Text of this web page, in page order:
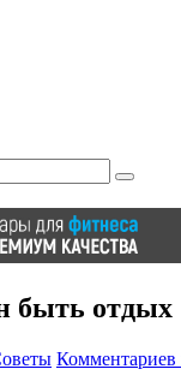
быть отдых
Комментариев